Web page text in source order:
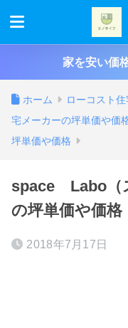
家を安い価
ホーム ローコスト
宅メーカーの坪単価や価
坪単価や価格
space Labo（
の坪単価や価格
2018年7月17日